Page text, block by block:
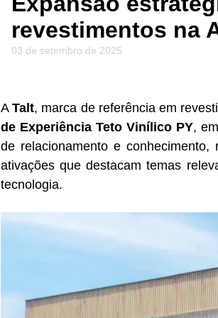
revestimentos na
03 de setembro de 2025
ATalt, marca de referência em
de Experiência Teto Vinílico PY,
de relacionamento e
ativações que destacam temas
tecnologia.